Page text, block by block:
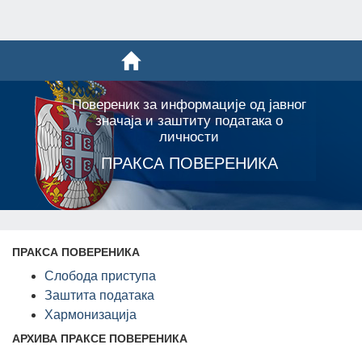
Повереник за информације од јавног
значаја и заштиту података о
личности
ПРАКСА ПОВЕРЕНИКА
ПРАКСА ПОВЕРЕНИКА
Слобода приступа
Заштита података
Хармонизација
АРХИВА ПРАКСЕ ПОВЕРЕНИКА